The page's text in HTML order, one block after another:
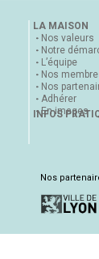
LA MAISON
Nos valeurs
Notre
L’équipe
Nos
Nos
Adhérer
En images
INFOS
Nos